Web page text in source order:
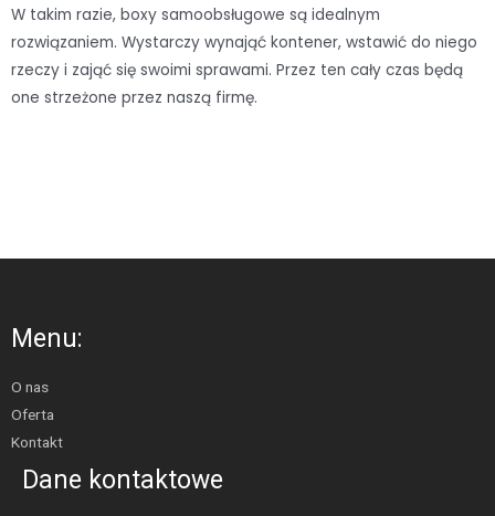
W takim razie, boxy samoobsługowe są idealnym
rozwiązaniem. Wystarczy wynająć kontener, wstawić do niego
rzeczy i zająć się swoimi sprawami. Przez ten cały czas będą
one strzeżone przez naszą firmę.
Menu:
O nas
Oferta
Kontakt
Dane kontaktowe